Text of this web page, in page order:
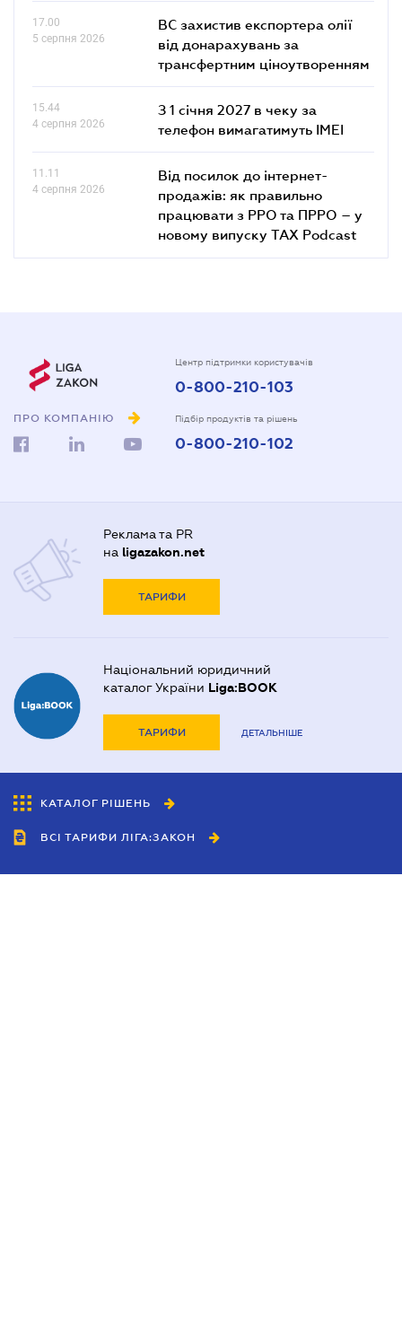
17.00
5 серпня 2026
ВС захистив експортера олії
від донарахувань за
трансфертним ціноутворенням
15.44
4 серпня 2026
З 1 січня 2027 в чеку за
телефон вимагатимуть IMEI
11.11
4 серпня 2026
Від посилок до інтернет-
продажів: як правильно
працювати з РРО та ПРРО – у
новому випуску TAX Podcast
ПРО КОМПАНІЮ
Центр підтримки користувачів
0-800-210-103
Підбір продуктів та рішень
0-800-210-102
Реклама та PR
на ligazakon.net
ТАРИФИ
Національний юридичний
каталог України Liga:BOOK
ТАРИФИ ДЕТАЛЬНІШЕ
КАТАЛОГ РІШЕНЬ
ВСІ ТАРИФИ ЛІГА:ЗАКОН